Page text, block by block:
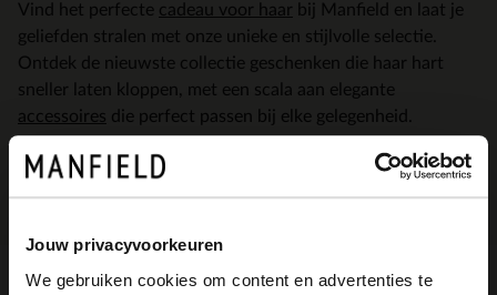
Jouw privacyvoorkeuren
We gebruiken cookies om content en advertenties te
Vind het perfecte cadeau voor haar bij Manfield en laat je
geliefden stralen met onze unieke en stijlvolle selectie.
Ontdek de nieuwste collectie geschenken die haar hart
sneller laten kloppen, met een scala aan elegante
accessoires die perfect passen bij elke gelegenheid.
Lees meer